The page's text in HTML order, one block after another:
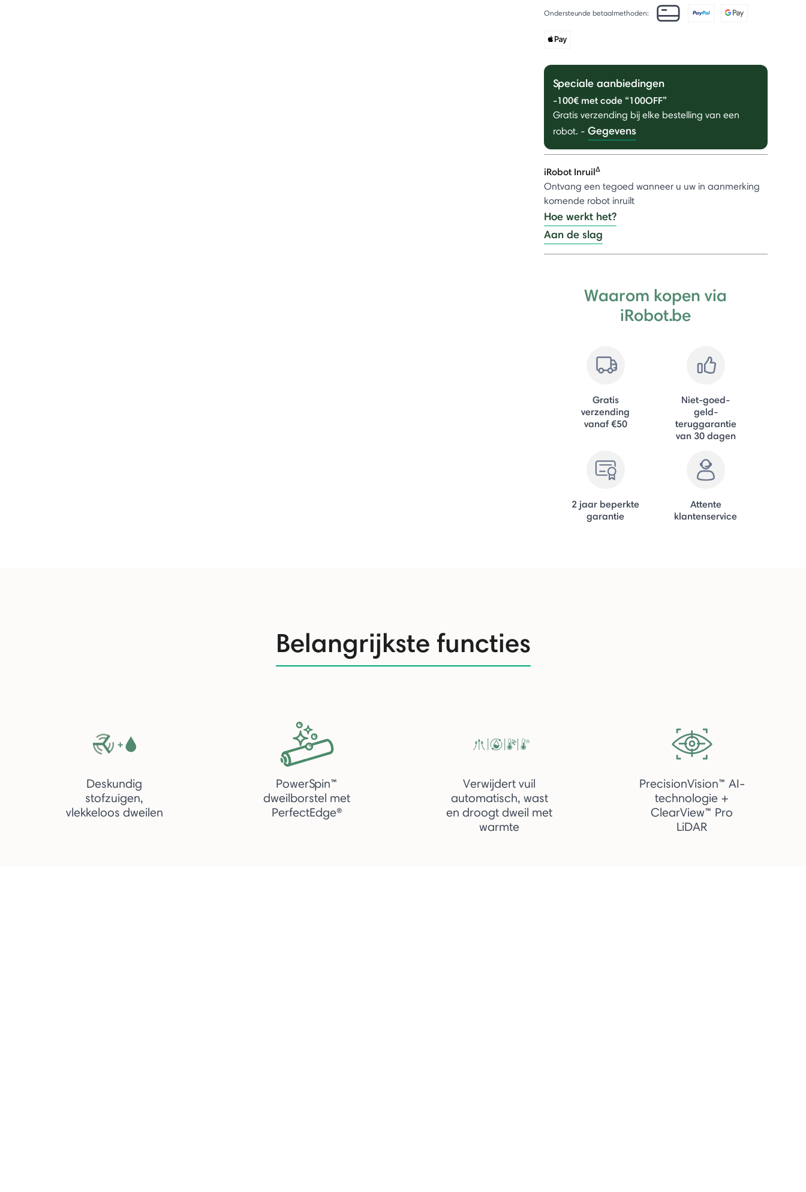
Ondersteunde betaalmethoden:
Speciale aanbiedingen
-100€ met code “100OFF”
Gratis verzending bij elke bestelling van een
robot. - Gegevens
iRobot InruilΔ
Ontvang een tegoed wanneer u uw in aanmerking
komende robot inruilt
Hoe werkt het?
Aan de slag
Waarom kopen via
iRobot.be
Gratis
verzending
vanaf €50
Niet-goed-
geld-
teruggarantie
van 30 dagen
2 jaar beperkte
garantie
Attente
klantenservice
Belangrijkste functies
Deskundig
stofzuigen,
vlekkeloos dweilen
PowerSpin™
dweilborstel met
PerfectEdge®
Verwijdert vuil
automatisch, wast
en droogt dweil met
warmte
PrecisionVision™ AI-
technologie +
ClearView™ Pro
LiDAR